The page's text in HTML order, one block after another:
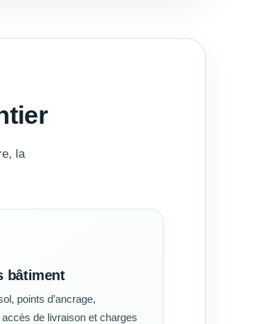
la
bâtiment
points d’ancrage,
de livraison et charges